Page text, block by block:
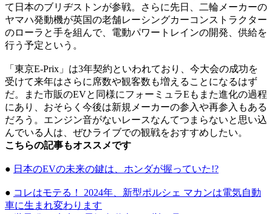
て日本のブリヂストンが参戦。さらに先日、二輪メーカーの
ヤマハ発動機が英国の老舗レーシングカーコンストラクター
のローラと手を組んで、電動パワートレインの開発、供給を
行う予定という。
「東京E-Prix」は3年契約といわれており、今大会の成功を
受けて来年はさらに席数や観客数も増えることになるはず
だ。また市販のEVと同様にフォーミュラEもまた進化の過程
にあり、おそらく今後は新規メーカーの参入や再参入もある
だろう。エンジン音がないレースなんてつまらないと思い込
んでいる人は、ぜひライブでの観戦をおすすめしたい。
こちらの記事もオススメです
● 日本のEVの未来の鍵は、ホンダが握っていた!?
● コレはモテる！ 2024年、新型ポルシェ マカンは電気自動
車に生まれ変わります